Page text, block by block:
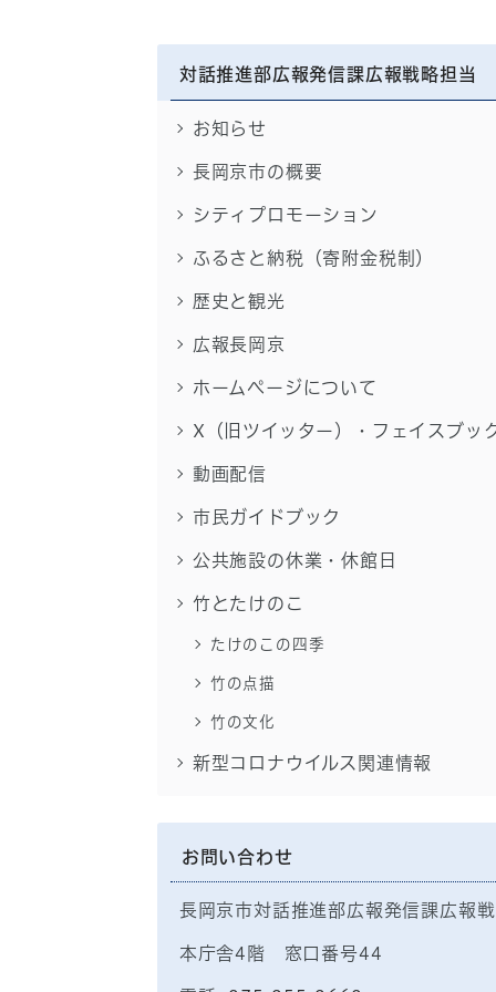
対話推進部広報発信課広報戦略担当
お知らせ
長岡京市の概要
シティプロモーション
ふるさと納税（寄附金税制）
歴史と観光
広報長岡京
ホームページについて
X（旧ツイッター）・フェイスブッ
動画配信
市民ガイドブック
公共施設の休業・休館日
竹とたけのこ
たけのこの四季
竹の点描
竹の文化
新型コロナウイルス関連情報
お問い合わせ
長岡京市対話推進部広報発信課広報
本庁舎4階 窓口番号44